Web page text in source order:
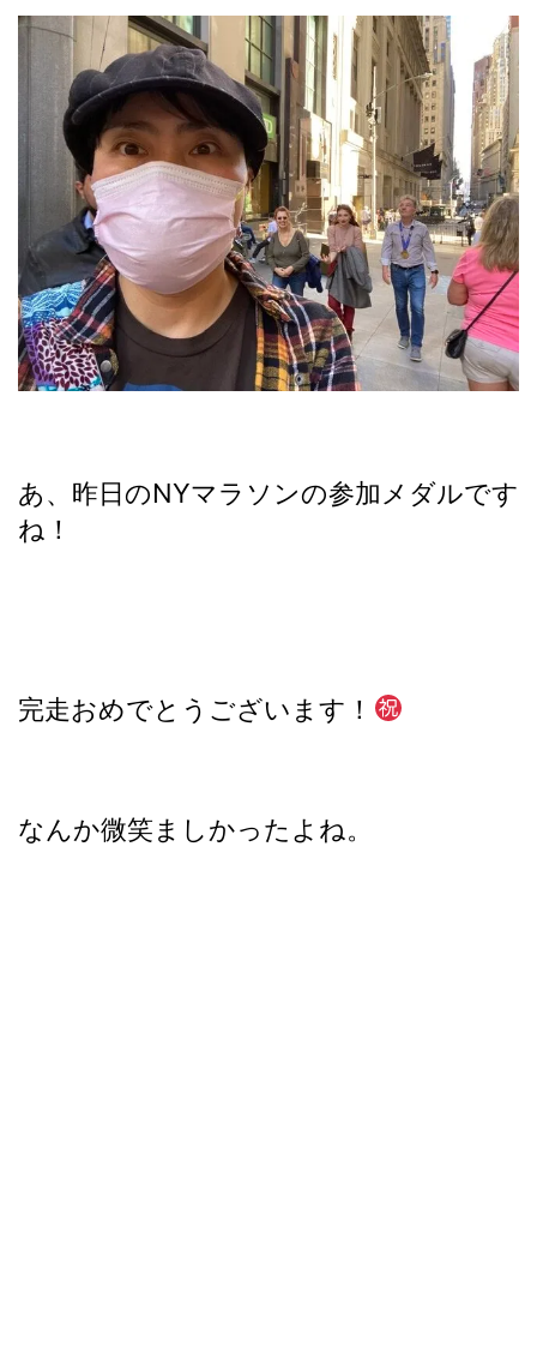
あ、昨日のNYマラソンの参加メダルです
ね！
完走おめでとうございます！
なんか微笑ましかったよね。